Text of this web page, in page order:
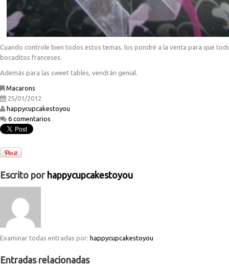
Cuando controle bien todos estos temas, los pondré a la venta para que
bocaditos franceses.
Además para las sweet tables, vendrán genial.
Macarons
25/01/2012
happycupcakestoyou
6 comentarios
Escrito por happycupcakestoyou
Examinar todas entradas por: happycupcakestoyou
Entradas relacionadas